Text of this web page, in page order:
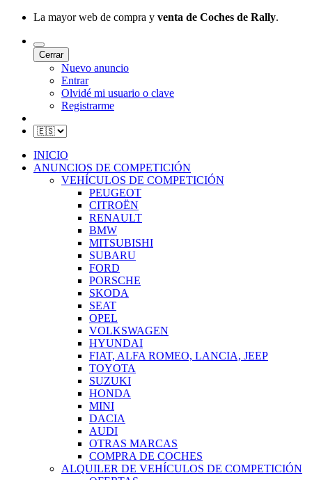
La mayor web de compra y venta de Coches de Rally.
Cerrar
Nuevo anuncio
Entrar
Olvidé mi usuario o clave
Registrarme
INICIO
ANUNCIOS DE COMPETICIÓN
VEHÍCULOS DE COMPETICIÓN
PEUGEOT
CITROËN
RENAULT
BMW
MITSUBISHI
SUBARU
FORD
PORSCHE
SKODA
SEAT
OPEL
VOLKSWAGEN
HYUNDAI
FIAT, ALFA ROMEO, LANCIA, JEEP
TOYOTA
SUZUKI
HONDA
MINI
DACIA
AUDI
OTRAS MARCAS
COMPRA DE COCHES
ALQUILER DE VEHÍCULOS DE COMPETICIÓN